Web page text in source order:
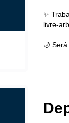
✨
livre-
🌙